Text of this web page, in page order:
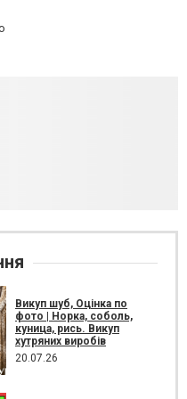
Викуп шуб, Оцінка по
фото | Норка, соболь,
куница, рись. Викуп
хутряних виробів
20.07.26